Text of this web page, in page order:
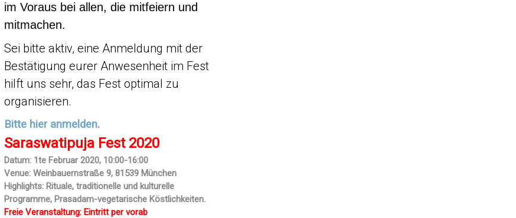
im Voraus bei allen, die mitfeiern und
mitmachen.
Sei bitte aktiv, eine Anmeldung mit der
Bestätigung eurer Anwesenheit im Fest
hilft uns sehr, das Fest optimal zu
organisieren.
Bitte hier anmelden.
Saraswatipuja Fest 2020
Datum: 1te Februar 2020, 10:00-16:00
Venue: Weinbauernstraße 9, 81539 München
Highlights: Rituale, traditionelle und kulturelle
Programme, Prasadam-vegetarische Köstlichkeiten.
Freie Veranstaltung: Eintrittper vorab